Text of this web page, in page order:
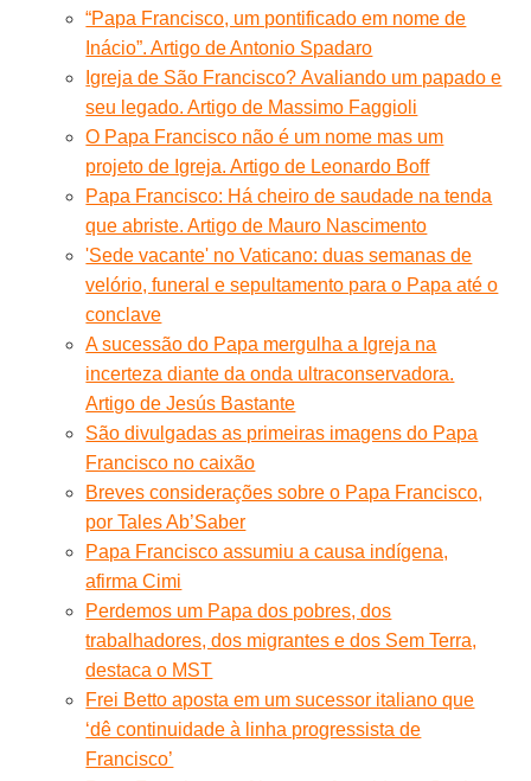
“Papa Francisco, um pontificado em nome de
Inácio”. Artigo de Antonio Spadaro
Igreja de São Francisco? Avaliando um papado e
seu legado. Artigo de Massimo Faggioli
O Papa Francisco não é um nome mas um
projeto de Igreja. Artigo de Leonardo Boff
Papa Francisco: Há cheiro de saudade na tenda
que abriste. Artigo de Mauro Nascimento
'Sede vacante' no Vaticano: duas semanas de
velório, funeral e sepultamento para o Papa até o
conclave
A sucessão do Papa mergulha a Igreja na
incerteza diante da onda ultraconservadora.
Artigo de Jesús Bastante
São divulgadas as primeiras imagens do Papa
Francisco no caixão
Breves considerações sobre o Papa Francisco,
por Tales Ab’Saber
Papa Francisco assumiu a causa indígena,
afirma Cimi
Perdemos um Papa dos pobres, dos
trabalhadores, dos migrantes e dos Sem Terra,
destaca o MST
Frei Betto aposta em um sucessor italiano que
‘dê continuidade à linha progressista de
Francisco’